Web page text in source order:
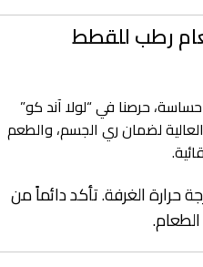
رطب للقطط
حرصنا في “لولا آند كو”
لضمان ري الجسم، والطعم
حرارة الغرفة. تأكد دائماً من